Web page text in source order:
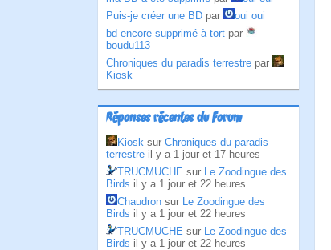
Puis-je créer une BD par
oui oui
bd encore supprimé à tort par
boudu113
Chroniques du paradis terrestre par
Kiosk
Réponses récentes du Forum
Kiosk sur Chroniques du paradis
terrestre il y a 1 jour et 17 heures
TRUCMUCHE sur Le Zoodingue des
Birds il y a 1 jour et 22 heures
Chaudron sur Le Zoodingue des
Birds il y a 1 jour et 22 heures
TRUCMUCHE sur Le Zoodingue des
Birds il y a 1 jour et 22 heures